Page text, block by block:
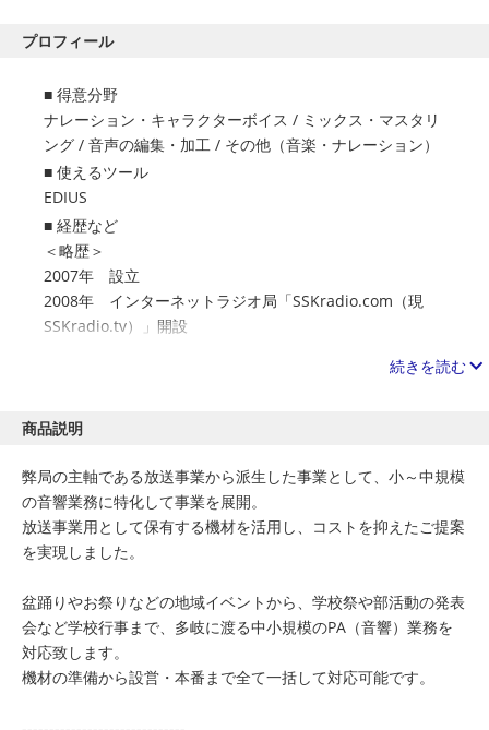
プロフィール
得意分野
ナレーション・キャラクターボイス / ミックス・マスタリ
ング / 音声の編集・加工 / その他（音楽・ナレーション）
使えるツール
EDIUS
経歴など
＜略歴＞
2007年 設立
2008年 インターネットラジオ局「SSKradio.com（現
SSKradio.tv）」開設
組供給
本格展開開始
＜受賞歴＞
・農林水産省 北海道農政事務所 主催「受け継ぎたい北海
・新十津川町主催「しんとつかわ動画コンテスト」優秀賞
受賞
続きを読む
商品説明
弊局の主軸である放送事業から派生した事業として、小～中規模
の音響業務に特化して事業を展開。
放送事業用として保有する機材を活用し、コストを抑えたご提案
を実現しました。
盆踊りやお祭りなどの地域イベントから、学校祭や部活動の発表
会など学校行事まで、多岐に渡る中小規模のPA（音響）業務を
対応致します。
機材の準備から設営・本番まで全て一括して対応可能です。